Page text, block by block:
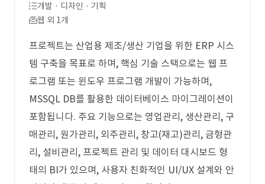
개발 · 디자인 · 기획
웹 외 1개
프로젝트는 산업용 제조/생산 기업을 위한 ERP 시스
템 구축을 목표로 하며, 핵심 기술 스택으로는 웹 프
로그램 또는 윈도우 프로그램 개발이 가능하며,
MSSQL DB를 활용한 데이터베이스 마이그레이션이
포함됩니다. 주요 기능으로는 영업관리, 생산관리, 구
매관리, 원가관리, 외주관리, 창고(재고)관리, 금형관
리, 설비관리, 프로젝트 관리 및 데이터 대시보드 형
태의 BI가 있으며, 사용자 친화적인 UI/UX 설계와 안